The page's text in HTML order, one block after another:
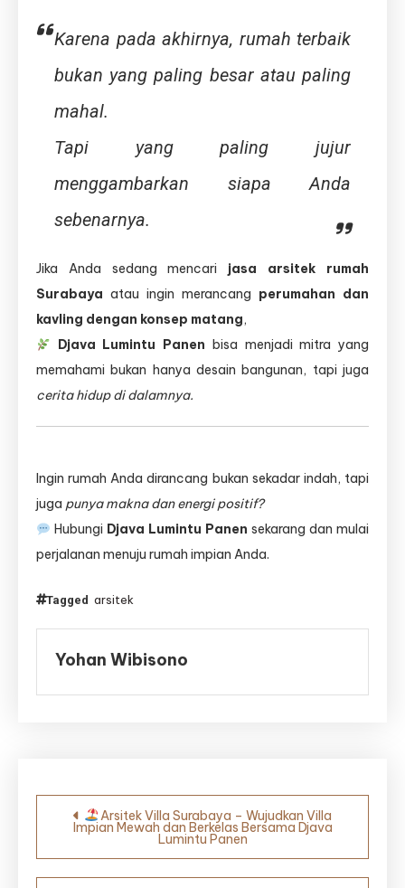
Karena pada akhirnya, rumah terbaik
bukan yang paling besar atau paling
mahal.
Tapi yang paling jujur
menggambarkan siapa Anda
sebenarnya.
Jika Anda sedang mencari jasa arsitek rumah
Surabaya atau ingin merancang perumahan dan
kavling dengan konsep matang,
Djava Lumintu Panen bisa menjadi mitra yang
memahami bukan hanya desain bangunan, tapi juga
cerita hidup di dalamnya.
Ingin rumah Anda dirancang bukan sekadar indah, tapi
juga punya makna dan energi positif?
Hubungi Djava Lumintu Panen sekarang dan mulai
perjalanan menuju rumah impian Anda.
Tagged arsitek
Yohan Wibisono
Navigasi
pos
Arsitek Villa Surabaya – Wujudkan Villa
Impian Mewah dan Berkelas Bersama Djava
Lumintu Panen